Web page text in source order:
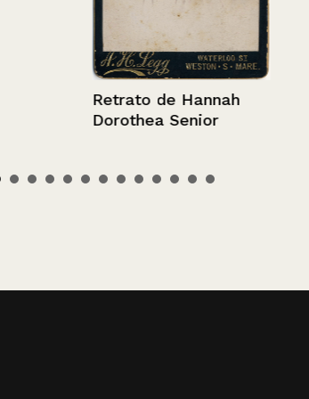
Retrato de Hannah
Dorothea Senior